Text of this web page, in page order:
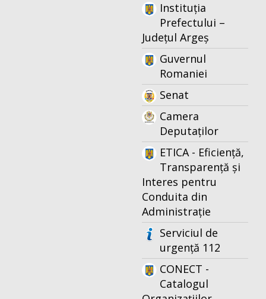
Instituția
Prefectului –
Județul Argeș
Guvernul
Romaniei
Senat
Camera
Deputaților
ETICA - Eficiență,
Transparență și
Interes pentru
Conduita din
Administrație
Serviciul de
urgență 112
CONECT -
Catalogul